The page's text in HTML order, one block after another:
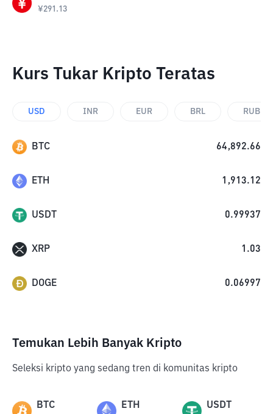
¥291.13
Kurs Tukar Kripto Teratas
USD INR EUR BRL RUB
BTC 64,892.66
ETH 1,913.12
USDT 0.99937
XRP 1.03
DOGE 0.06997
Temukan Lebih Banyak Kripto
Seleksi kripto yang sedang tren di komunitas kripto
BTC ETH USDT